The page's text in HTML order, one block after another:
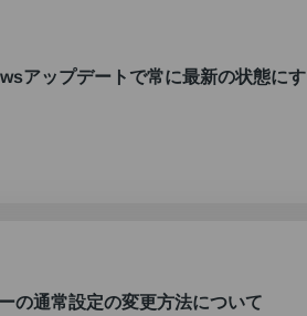
アップデートで常に最新の状態にす
の通常設定の変更方法について